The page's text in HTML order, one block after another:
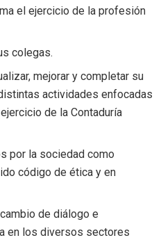
el ejercicio de la profesión
colegas.
mejorar y completar su
actividades enfocadas
de la Contaduría
por la sociedad como
código de ética y en
de diálogo e
en los diversos sectores